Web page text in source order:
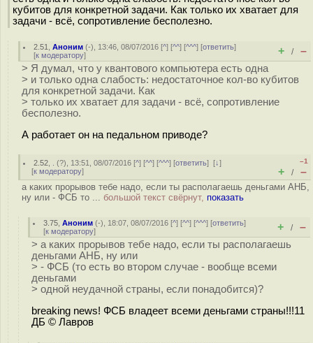
кубитов для конкретной задачи. Как только их хватает для
задачи - всё, сопротивление бесполезно.
2.51 ,Аноним (-), 13:46, 08/07/2016 [^] [^^] [^^^] [ответить]
[к модератору] + / –
> Я думал, что у квантового компьютера есть одна
> и только одна слабость: недостаточное кол-во кубитов
для конкретной задачи. Как
> только их хватает для задачи - всё, сопротивление
бесполезно.
А работает он на педальном приводе?
2.52 (?), 13:51, 08/07/2016 [^] [^^] [^^^] [ответить][↓]
[к модератору]
–1
+ / –
а каких прорывов тебе надо, если ты располагаешь деньгами АНБ,
ну или - ФСБ то ... большой текст свёрнут, показать
3.75 ,Аноним (-), 18:07, 08/07/2016 [^] [^^] [^^^] [ответить]
[к модератору] + / –
> а каких прорывов тебе надо, если ты располагаешь
деньгами АНБ, ну или
> - ФСБ (то есть во втором случае - вообще всеми
деньгами
> одной неудачной страны, если понадобится)?
breaking news! ФСБ владеет всеми деньгами страны!!!11
ДБ © Лавров